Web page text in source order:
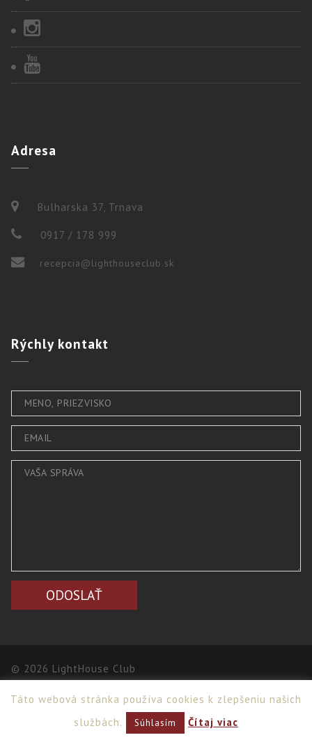
Adresa
Bulharska 37, Trnava
0917 / 178 999
recepcia@lighthouseclub.sk
Rýchlykontakt
© 2026 LightHouse Club
Webdesign,PPC >
Táto webová stránka používa cookies k zlepšeniu našich
službách.
Súhlasím Čítaj viac